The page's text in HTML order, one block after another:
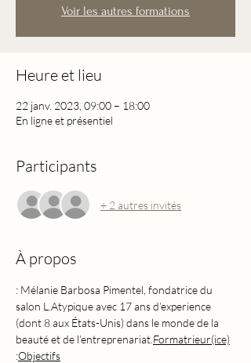
Voir les autres formations
Heure et lieu
22 janv. 2023, 09:00 – 18:00
En ligne et présentiel
Participants
+ 2 autres invités
À propos
: Mélanie Barbosa Pimentel, fondatrice du
salon L.Atypique avec 17 ans d’experience
(dont 8 aux États-Unis) dans le monde de la
beauté et de l’entreprenariat. Formatrieur(ice)
:Objectifs